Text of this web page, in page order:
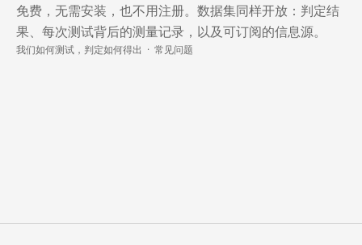
免费，无需安装，也不用注册。数据集同样开放：判定结
果、每次测试背后的测量记录，以及可订阅的信息源。
我们如何测试，判定如何得出 · 常见问题